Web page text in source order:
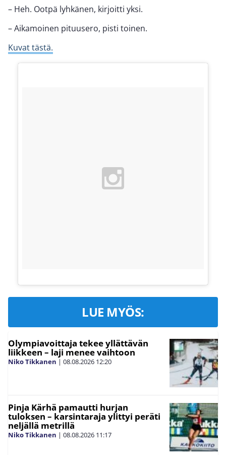
– Heh. Ootpä lyhkänen, kirjoitti yksi.
– Aikamoinen pituusero, pisti toinen.
Kuvat tästä.
LUE MYÖS:
Olympiavoittaja tekee yllättävän
liikkeen – laji menee vaihtoon
Niko Tikkanen | 08.08.2026 12:20
Pinja Kärhä pamautti hurjan
tuloksen – karsintaraja ylittyi peräti
neljällä metrillä
Niko Tikkanen | 08.08.2026 11:17